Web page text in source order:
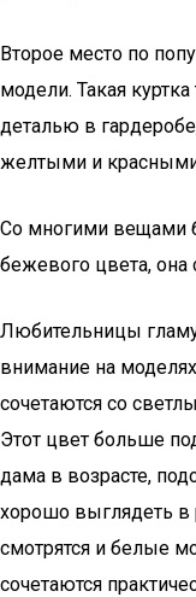
Второе место по
модели. Такая
деталью в
желтыми и
Со многими вещами
бежевого цвета, она
Любительницы
внимание на
сочетаются со
Этот цвет больше
дама в возрасте,
хорошо выглядеть в
смотрятся и белые
сочетаются